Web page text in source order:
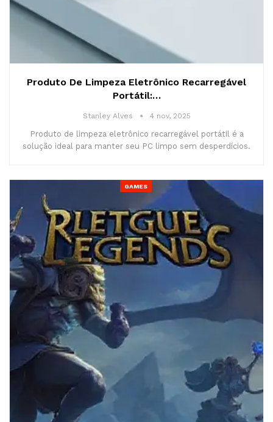
Produto De Limpeza Eletrônico Recarregável
Portátil:…
Stanley Alves 4 nov, 2025
Produto de limpeza eletrônico recarregável portátil é a
solução ideal para manter seu PC limpo sem desperdícios.
GAMES